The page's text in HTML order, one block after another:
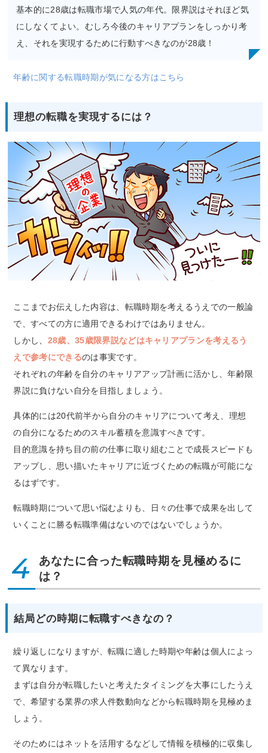
基本的に28歳は転職市場で人気の年代。限界説はそれほど気
にしなくてよい。むしろ今後のキャリアプランをしっかり考
え、それを実現するために行動すべきなのが28歳！
年齢に関する転職時期が気になる方はこちら
理想の転職を実現するには？
ここまでお伝えした内容は、転職時期を考えるうえでの一般論
で、すべての方に適用できるわけではありません。
しかし、 28歳、35歳限界説などはキャリアプランを考えるう
えで参考にできるのは事実です。
それぞれの年齢を自分のキャリアアップ計画に活かし、年齢限
界説に負けない自分を目指しましょう。
具体的には20代前半から自分のキャリアについて考え、理想
の自分になるためのスキル蓄積を意識すべきです。
目的意識を持ち目の前の仕事に取り組むことで成長スピードも
アップし、思い描いたキャリアに近づくための転職が可能にな
るはずです。
転職時期について思い悩むよりも、日々の仕事で成果を出して
いくことに勝る転職準備はないのではないでしょうか。
4
あなたに合った転職時期を見極めるに
は？
結局どの時期に転職すべきなの？
繰り返しになりますが、転職に適した時期や年齢は個人によっ
て異なります。
まずは自分が転職したいと考えたタイミングを大事にしたうえ
で、希望する業界の求人件数動向などから転職時期を見極めま
しょう。
そのためにはネットを活用するなどして情報を積極的に収集し